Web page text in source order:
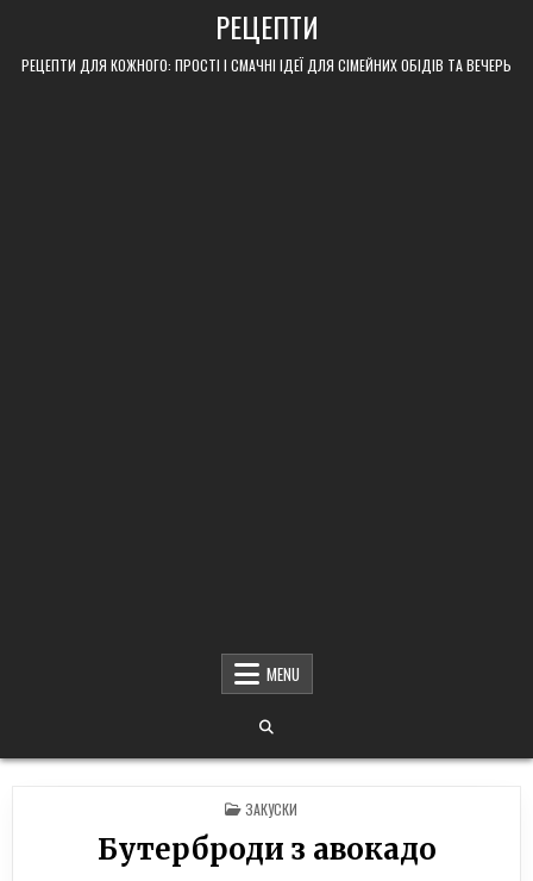
content
РЕЦЕПТИ
РЕЦЕПТИ ДЛЯ КОЖНОГО: ПРОСТІ І СМАЧНІ ІДЕЇ ДЛЯ СІМЕЙНИХ ОБІДІВ ТА ВЕЧЕРЬ
MENU
POSTED
IN
ЗАКУСКИ
Бутерброди з авокадо